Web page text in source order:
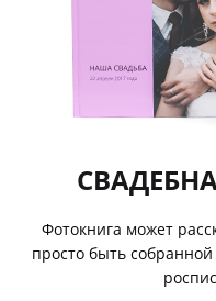
Фотокнига может
просто быть